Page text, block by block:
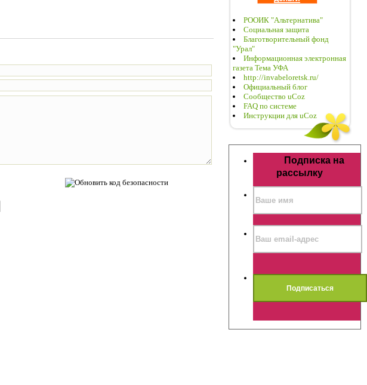
РООИК "Альтернатива"
Социальная защита
Благотворительный фонд
"Урал"
Информационная электронная
газета Тема УФА
http://invabeloretsk.ru/
Официальный блог
Сообщество uCoz
FAQ по системе
Инструкции для uCoz
Подписка на
рассылку